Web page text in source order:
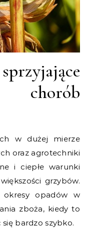
w dużej mierze
oraz agrotechniki
i ciepłe warunki
grzybów.
okresy opadów w
zboża, kiedy to
bardzo szybko.